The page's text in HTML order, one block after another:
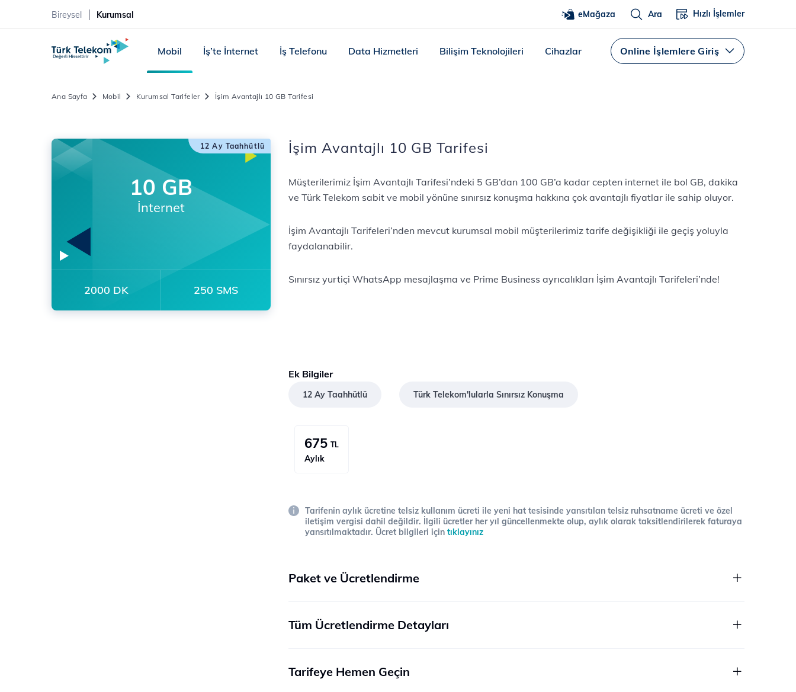
Bireysel Kurumsal eMağaza Ara Hızlı İşlemler
Mobil İş’te İnternet İş Telefonu Data Hizmetleri Bilişim Teknolojileri Cihazlar Online İşlemlere Giriş
Ana Sayfa Mobil Kurumsal Tarifeler İşim Avantajlı 10 GB Tarifesi
12 Ay Taahhütlü
10 GB
İnternet
2000 DK 250 SMS
İşim Avantajlı 10 GB Tarifesi
Müşterilerimiz İşim Avantajlı Tarifesi’ndeki 5 GB’dan 100 GB’a kadar cepten internet ile bol GB, dakika
ve Türk Telekom sabit ve mobil yönüne sınırsız konuşma hakkına çok avantajlı fiyatlar ile sahip oluyor.
İşim Avantajlı Tarifeleri’nden mevcut kurumsal mobil müşterilerimiz tarife değişikliği ile geçiş yoluyla
faydalanabilir.
Sınırsız yurtiçi WhatsApp mesajlaşma ve Prime Business ayrıcalıkları İşim Avantajlı Tarifeleri’nde!
Ek Bilgiler
12 Ay Taahhütlü Türk Telekom'lularla Sınırsız Konuşma
675 TL
Aylık
Tarifenin aylık ücretine telsiz kullanım ücreti ile yeni hat tesisinde yansıtılan telsiz ruhsatname ücreti ve özel
iletişim vergisi dahil değildir. İlgili ücretler her yıl güncellenmekte olup, aylık olarak taksitlendirilerek faturaya
yansıtılmaktadır. Ücret bilgileri için tıklayınız
Paket ve Ücretlendirme
Tüm Ücretlendirme Detayları
Tarifeye Hemen Geçin